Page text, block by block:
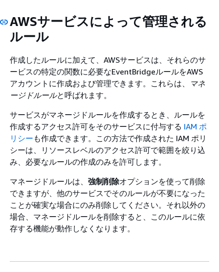
AWSサービスによって管理される
ルール
作成したルールに加えて、AWSサービスは、それらのサ
ービスの特定の関数に必要なEventBridgeルールをAWS
アカウントに作成および管理できます。これらは、
マネ
ージドルールと呼ばれます。
サービスがマネージドルールを作成するとき、ルールを
作成するアクセス許可をそのサービスに付与する IAM ポ
リシー も作成できます。この方法で作成された IAM ポリ
シーは、リソースレベルのアクセス許可で範囲を絞り込
み、必要なルールの作成のみを許可します。
マネージドルールは、 強制削除オプションを使って削除
できますが、他のサービスでそのルールが不要になった
ことが確実な場合にのみ削除してください。それ以外の
場合、マネージドルールを削除すると、このルールに依
存する機能が動作しなくなります。